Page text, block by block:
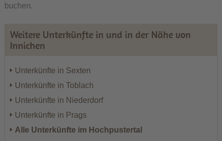
buchen.
Weitere Unterkünfte in und in der Nähe von
Innichen
Unterkünfte in Sexten
Unterkünfte in Toblach
Unterkünfte in Niederdorf
Unterkünfte in Prags
Alle Unterkünfte im Hochpustertal